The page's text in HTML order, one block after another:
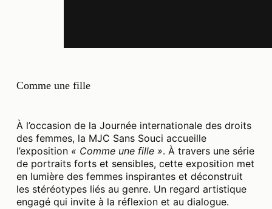
Comme une fille
À l’occasion de la Journée internationale des droits
des femmes, la MJC Sans Souci accueille
l’exposition « Comme une fille ». À travers une série
de portraits forts et sensibles, cette exposition met
en lumière des femmes inspirantes et déconstruit
les stéréotypes liés au genre. Un regard artistique
engagé qui invite à la réflexion et au dialogue.